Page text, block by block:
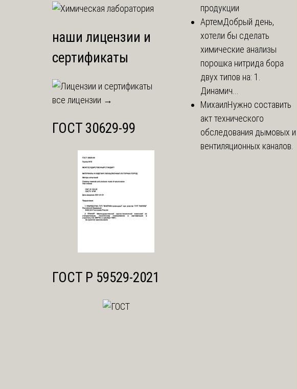
наши лицензии и
сертификаты
все лицензии →
ГОСТ 30629-99
ГОСТ Р 59529-2021
продукции
АртемДобрый день,
хотели бы сделать
химические анализы
порошка нитрида бора
двух типов на: 1.
Динамич...
МихаилНужно составить
акт технического
обследования дымовых и
вентиляционных каналов.